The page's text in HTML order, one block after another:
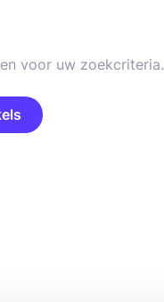
voor uw zoekcriteria.